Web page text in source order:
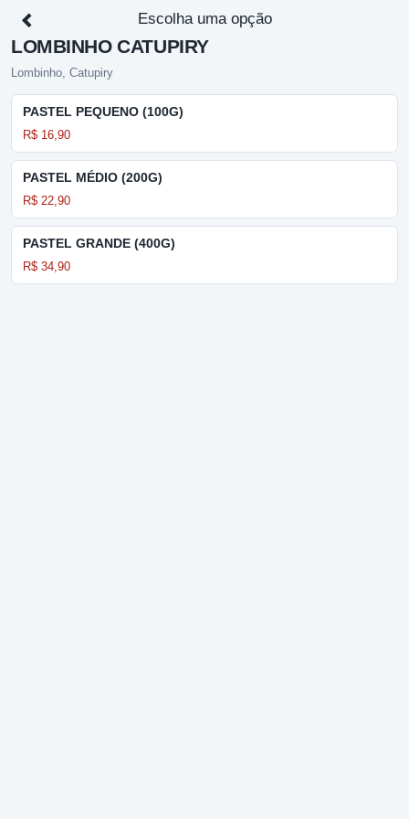
Escolha uma opção
LOMBINHO CATUPIRY
Lombinho, Catupiry
PASTEL PEQUENO (100G)
R$ 16,90
PASTEL MÉDIO (200G)
R$ 22,90
PASTEL GRANDE (400G)
R$ 34,90